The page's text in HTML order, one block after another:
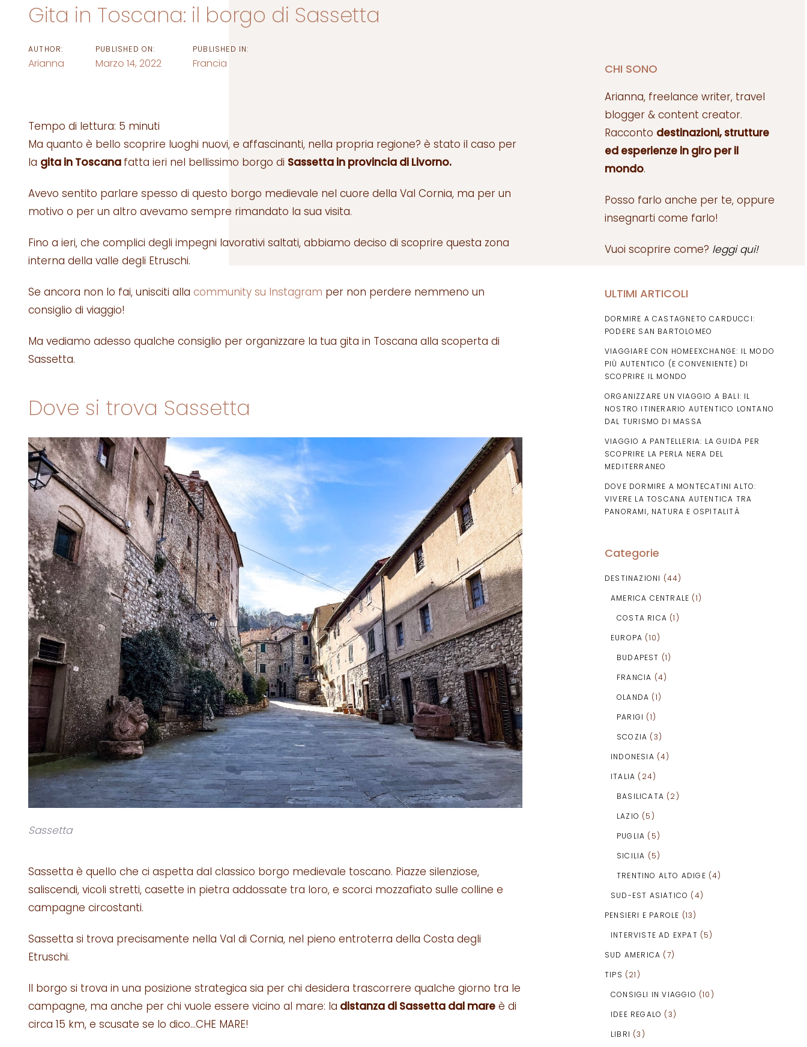
Gita in Toscana: il borgo di Sassetta
AUTHOR:
Arianna
PUBLISHED ON:
Marzo 14, 2022
PUBLISHED IN:
Francia
Tempo di lettura: 5 minuti
Ma quanto è bello scoprire luoghi nuovi, e affascinanti, nella propria regione? è stato il caso per
la gita in Toscana fatta ieri nel bellissimo borgo di Sassetta in provincia di Livorno.
Avevo sentito parlare spesso di questo borgo medievale nel cuore della Val Cornia, ma per un
motivo o per un altro avevamo sempre rimandato la sua visita.
Fino a ieri, che complici degli impegni lavorativi saltati, abbiamo deciso di scoprire questa zona
interna della valle degli Etruschi.
Se ancora non lo fai, unisciti alla community su Instagram per non perdere nemmeno un
consiglio di viaggio!
Ma vediamo adesso qualche consiglio per organizzare la tua gita in Toscana alla scoperta di
Sassetta.
Dove si trova Sassetta
Sassetta
Sassetta è quello che ci aspetta dal classico borgo medievale toscano. Piazze silenziose,
saliscendi, vicoli stretti, casette in pietra addossate tra loro, e scorci mozzafiato sulle colline e
campagne circostanti.
Sassetta si trova precisamente nella Val di Cornia, nel pieno entroterra della Costa degli
Etruschi.
Il borgo si trova in una posizione strategica sia per chi desidera trascorrere qualche giorno tra le
campagne, ma anche per chi vuole essere vicino al mare: la distanza di Sassetta dal mare è di
circa 15 km, e scusate se lo dico…CHE MARE!
CHI SONO
Arianna, freelance writer, travel
blogger & content creator.
Racconto destinazioni, strutture
ed esperienze in giro per il
mondo.
Posso farlo anche per te, oppure
insegnarti come farlo!
Vuoi scoprire come? leggi qui!
ULTIMI ARTICOLI
DORMIRE A CASTAGNETO CARDUCCI:
PODERE SAN BARTOLOMEO
VIAGGIARE CON HOMEEXCHANGE: IL MODO
PIÙ AUTENTICO (E CONVENIENTE) DI
SCOPRIRE IL MONDO
ORGANIZZARE UN VIAGGIO A BALI: IL
NOSTRO ITINERARIO AUTENTICO LONTANO
DAL TURISMO DI MASSA
VIAGGIO A PANTELLERIA: LA GUIDA PER
SCOPRIRE LA PERLA NERA DEL
MEDITERRANEO
DOVE DORMIRE A MONTECATINI ALTO:
VIVERE LA TOSCANA AUTENTICA TRA
PANORAMI, NATURA E OSPITALITÀ
Categorie
DESTINAZIONI (44)
AMERICA CENTRALE (1)
COSTA RICA (1)
EUROPA (10)
BUDAPEST (1)
FRANCIA (4)
OLANDA (1)
PARIGI (1)
SCOZIA (3)
INDONESIA (4)
ITALIA (24)
BASILICATA (2)
LAZIO (5)
PUGLIA (5)
SICILIA (5)
TRENTINO ALTO ADIGE (4)
SUD-EST ASIATICO (4)
PENSIERI E PAROLE (13)
INTERVISTE AD EXPAT (5)
SUD AMERICA (7)
TIPS (21)
CONSIGLI IN VIAGGIO (10)
IDEE REGALO (3)
LIBRI (3)